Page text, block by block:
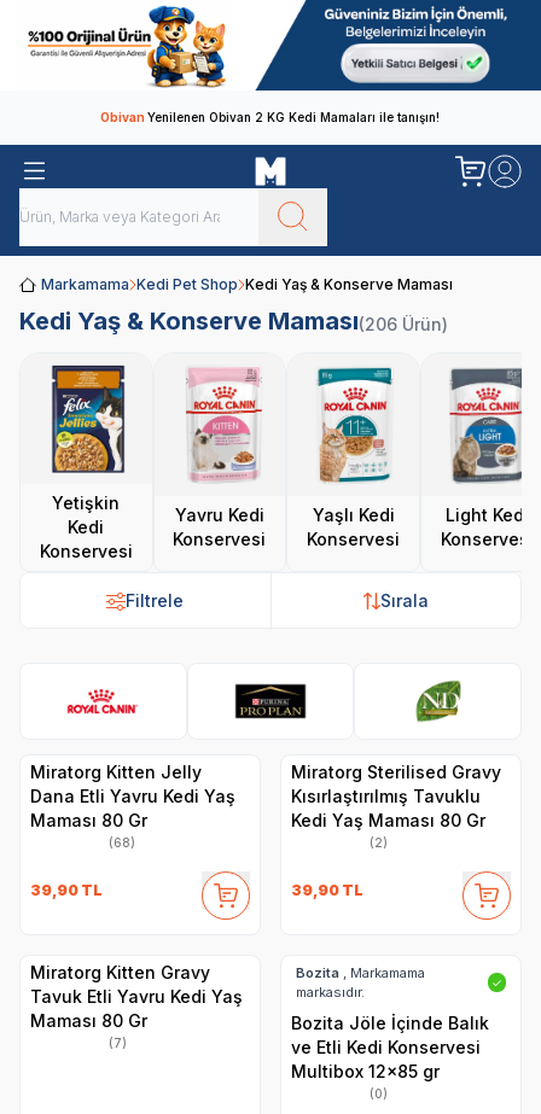
ObivanYenilenen Obivan 2 KG Kedi Mamaları ile tanışın!
Markamama Kedi Pet Shop Kedi Yaş & Konserve Maması
Kedi Yaş & Konserve Maması(206 Ürün)
Yetişkin
Kedi
Konservesi
Yavru Kedi
Konservesi
Yaşlı Kedi
Konservesi
Light Kedi
Konservesi
Filtrele Sırala
Miratorg Kitten Jelly
Dana Etli Yavru Kedi Yaş
Maması 80 Gr
(68)
39,90 TL
Miratorg Sterilised Gravy
Kısırlaştırılmış Tavuklu
Kedi Yaş Maması 80 Gr
(2)
39,90 TL
Miratorg Kitten Gravy
Tavuk Etli Yavru Kedi Yaş
Maması 80 Gr
(7)
Bozita , Markamama
markasıdır.
✓
Bozita Jöle İçinde Balık
ve Etli Kedi Konservesi
Multibox 12x85 gr
(0)